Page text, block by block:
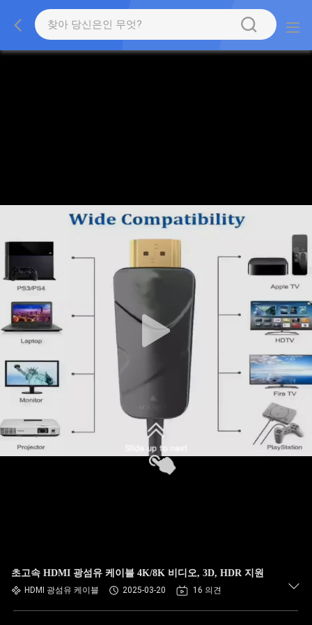
초고속 HDMI 광섬유 케이블 4K/8K 비디오, 3D, HDR 지원
HDMI 광섬유 케이블 2025-03-20 16 의견